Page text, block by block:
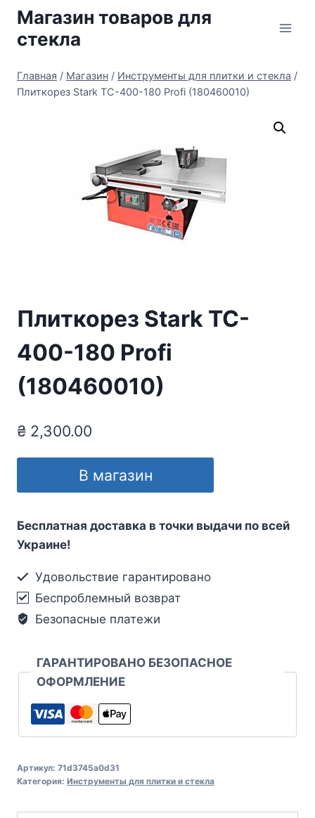
Перейти
содержимому
Магазин товаров для
стекла
Главная / Магазин / Инструменты для плитки и стекла /
Плиткорез Stark TC-400-180 Profi (180460010)
Плиткорез Stark TC-
400-180 Profi
(180460010)
₴ 2,300.00
В магазин
Бесплатная доставка в точки выдачи по всей
Украине!
Удовольствие гарантировано
Беспроблемный возврат
Безопасные платежи
ГАРАНТИРОВАНО БЕЗОПАСНОЕ
ОФОРМЛЕНИЕ
Артикул: 71d3745a0d31
Категория: Инструменты для плитки и стекла